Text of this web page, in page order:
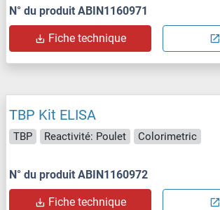
N° du produit ABIN1160971
Fiche technique
TBP Kit ELISA
TBP Reactivité: Poulet Colorimetric
N° du produit ABIN1160972
Fiche technique